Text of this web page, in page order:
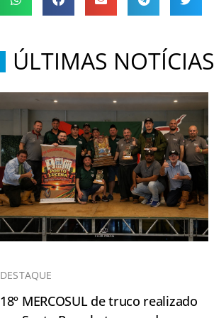
ÚLTIMAS NOTÍCIAS
DESTAQUE
18º MERCOSUL de truco realizado